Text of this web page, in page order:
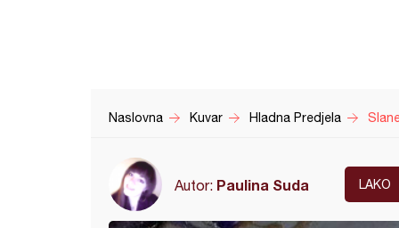
Naslovna Kuvar Hladna Predjela
Autor: Paulina Suda LAKO